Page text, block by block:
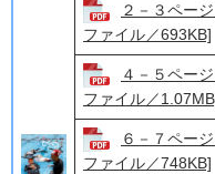
２－３ペー
ファイル／693KB]
４－５ペー
ファイル／
６－７ペー
ファイル／748KB]